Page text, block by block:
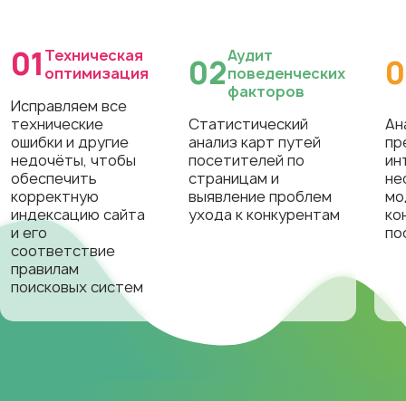
01 Техническая
оптимизация
Исправляем все
технические
ошибки и другие
недочёты, чтобы
обеспечить
корректную
индексацию сайта
и его
соответствие
правилам
поисковых систем
02Аудит
поведенческих
факторов
Статистический
анализ карт путей
посетителей по
страницам и
выявление проблем
ухода к конкурентам